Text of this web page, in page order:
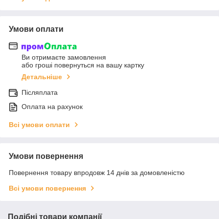
Умови оплати
Ви отримаєте замовлення
або гроші повернуться на вашу картку
Детальніше
Післяплата
Оплата на рахунок
Всі умови оплати
Умови повернення
Повернення товару впродовж 14 днів за домовленістю
Всі умови повернення
Подібні товари компанії